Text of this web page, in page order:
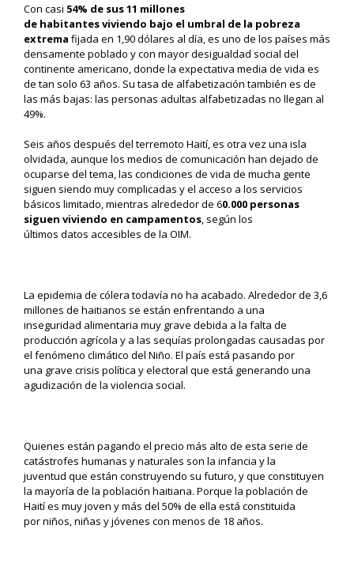
Con casi 54% de sus11 millones
de habitantesviviendo bajo el umbral de la pobreza
extrema fijada en 1,90 dólares al día,es uno de los países más
densamente poblado y con mayor desigualdad social del
continente americano,donde la expectativa media de vida es
de tan solo 63 años. Su tasa de alfabetización también es de
las más bajas: las personas adultas alfabetizadas no llegan al
49%.
Seis años después del terremoto Haití,es otra vez una isla
olvidada, aunque los medios de comunicación han dejado de
ocuparse del tema,las condiciones de vida de mucha gente
siguen siendo muy complicadas yel acceso a los servicios
básicos limitado, mientras alrededor de 60.000 personas
siguen viviendo en campamentos, según los
últimos datos accesibles de la OIM.
La epidemia de cólera todavía no ha acabado. Alrededor de 3,6
millones de haitianos se están enfrentando a una
inseguridad alimentaria muy grave debida a la falta de
producción agrícola y a las sequías prolongadas causadas por
el fenómeno climático del Niño. El país está pasando por
una grave crisis política y electoral que está generando una
agudización de la violencia social.
Quienes están pagando el precio más alto de esta serie de
catástrofes humanas y naturales son la infancia y la
juventud que están construyendo su futuro, y que constituyen
la mayoría de la población haitiana. Porque la población de
Haití es muyjoven ymás del 50% de ella está constituida
porniños, niñas y jóvenes con menos de 18 años.